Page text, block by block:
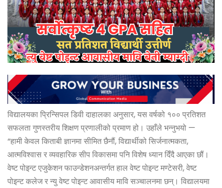
विद्यालयका प्रिन्सिपल डिवी दाहालका अनुसार, यस वर्षको १०० प्रतिशत
सफलता गुणस्तरीय शिक्षण प्रणालीको प्रमाण हो। उहाँले भन्नुभयो —
“हामी केवल किताबी ज्ञानमा सीमित छैनौं, विद्यार्थीको सिर्जनात्मकता,
आत्मविश्वास र व्यवहारिक सीप विकासमा पनि विशेष ध्यान दिँदै आएका छौं।
वेष्ट पोइन्ट एजुकेशन फाउन्डेशनअन्तर्गत हाल वेष्ट पोइन्ट मण्टेसरी, वेष्ट
पोइन्ट कलेज र न्यु वेष्ट पोइन्ट आवासीय मावि सञ्चालनमा छन्। विद्यालयमा